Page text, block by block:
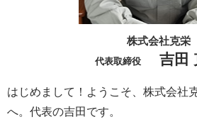
株式会社克栄
代表取締役 吉田
はじめまして！ようこそ、株式会社
へ。代表の吉田です。